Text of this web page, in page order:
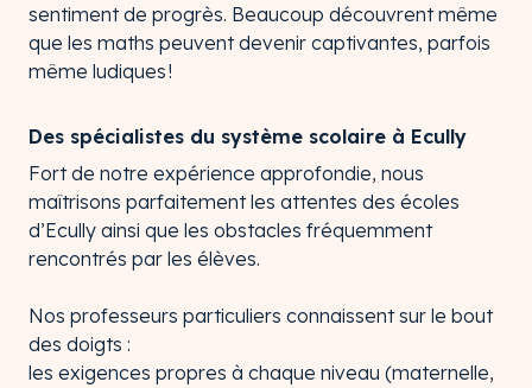
sentiment de progrès. Beaucoup découvrent même
que les maths peuvent devenir captivantes, parfois
même ludiques !
Des spécialistes du système scolaire à Ecully
Fort de notre expérience approfondie, nous
maîtrisons parfaitement les attentes des écoles
d’Ecully ainsi que les obstacles fréquemment
rencontrés par les élèves.
Nos professeurs particuliers connaissent sur le bout
des doigts :
les exigences propres à chaque niveau (maternelle,